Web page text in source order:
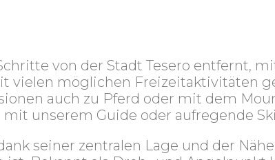
von der Stadt Tesero entfernt,
vielen möglichen Freizeitaktivitäten
auch zu Pferd oder mit dem
unserem Guide oder aufregende
seiner zentralen Lage und der